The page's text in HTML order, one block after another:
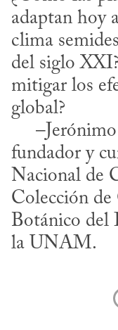
adaptan hoy
clima
del siglo
mitigar los
global?
fundador y
Nacional de
Colección de
Botánico del
la UNAM.